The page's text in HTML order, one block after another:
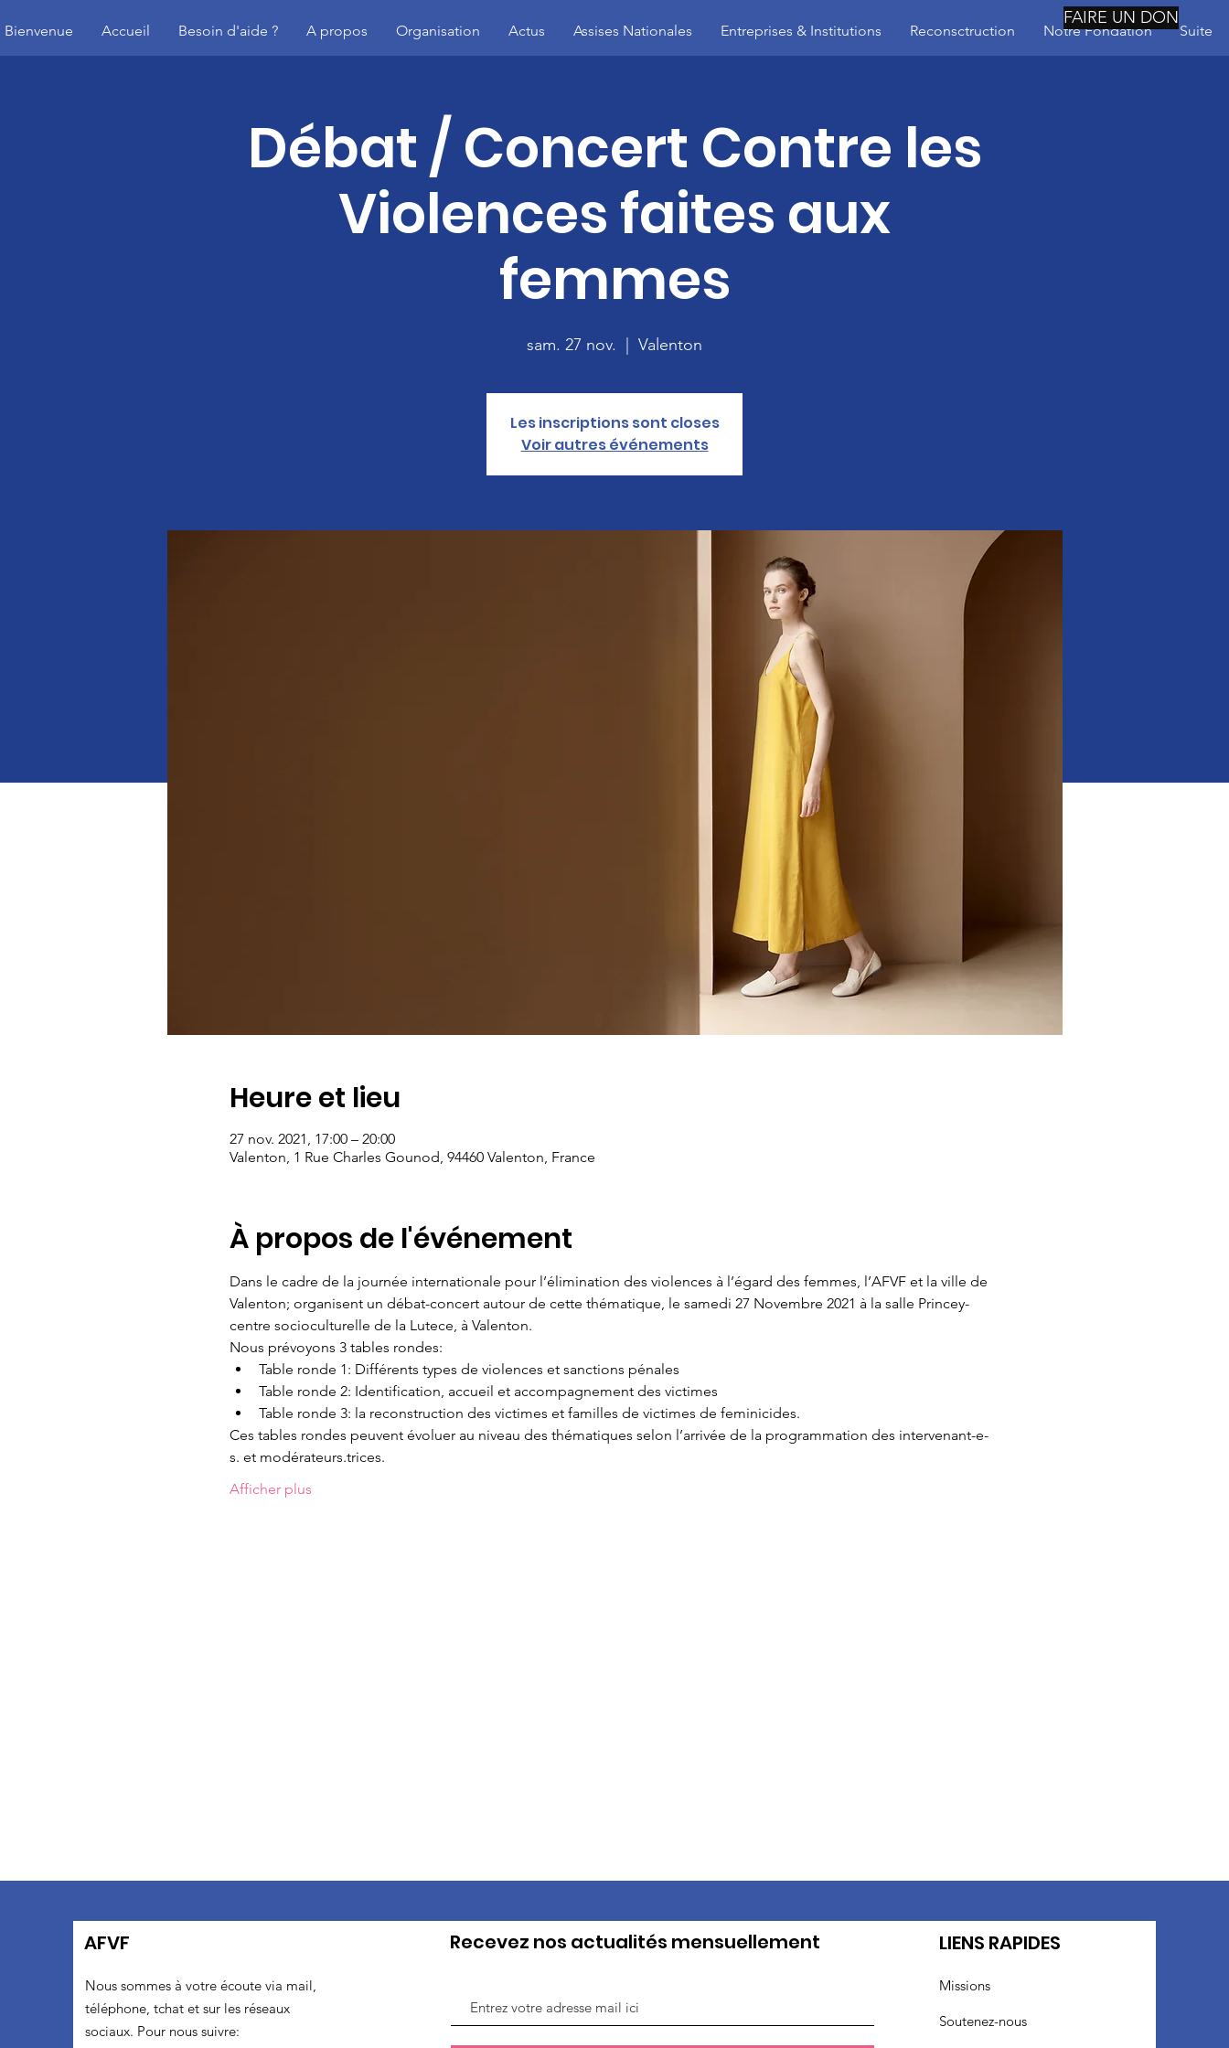
Bienvenue Accueil Besoin d'aide ? A propos Organisation Actus Assises Nationales Entreprises & Institutions Reconsctruction Notre Fondation Suite
FAIRE UN DON
Débat / Concert Contre les
Violences faites aux
femmes
sam. 27 nov. Valenton
Les inscriptions sont closes
Voir autres événements
Heure et lieu
27 nov. 2021, 17:00 – 20:00
Valenton, 1 Rue Charles Gounod, 94460 Valenton, France
À propos de l'événement
Dans le cadre de la journée internationale pour l’élimination des violences à l’égard des femmes, l’AFVF et la ville de
Valenton; organisent un débat-concert autour de cette thématique, le samedi 27 Novembre 2021 à la salle Princey-
centre socioculturelle de la Lutece, à Valenton.
Nous prévoyons 3 tables rondes:
Table ronde 1: Différents types de violences et sanctions pénales
Table ronde 2: Identification, accueil et accompagnement des victimes
Table ronde 3: la reconstruction des victimes et familles de victimes de feminicides.
Ces tables rondes peuvent évoluer au niveau des thématiques selon l’arrivée de la programmation des intervenant-e-
s. et modérateurs.trices.
Afficher plus
AFVF
Nous sommes à votre écoute via mail,
téléphone, tchat et sur les réseaux
sociaux. Pour nous suivre:
Recevez nos actualités mensuellement LIENS RAPIDES
Missions
Soutenez-nous